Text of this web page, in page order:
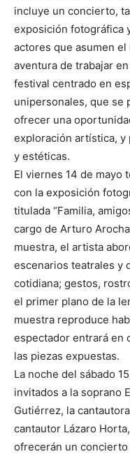
incluye un concierto,
exposición fotográfica
actores que asumen el
aventura de trabajar
festival centrado en
unipersonales, que se
ofrecer una
exploración artística,
y estéticas.
El viernes 14 de mayo
con la exposición
titulada “Familia,
cargo de Arturo
muestra, el artista
escenarios teatrales y
cotidiana; gestos,
el primer plano de la
muestra reproduce
espectador entrará en
las piezas expuestas.
La noche del sábado
invitados a la soprano
Gutiérrez, la
cantautor Lázaro
ofrecerán un